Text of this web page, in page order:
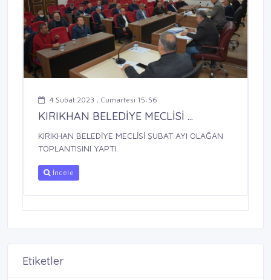
4 Şubat 2023 , Cumartesi 15:56
KIRIKHAN BELEDİYE MECLİSİ ...
KIRIKHAN BELEDİYE MECLİSİ ŞUBAT AYI OLAĞAN
TOPLANTISINI YAPTI
İncele
Etiketler